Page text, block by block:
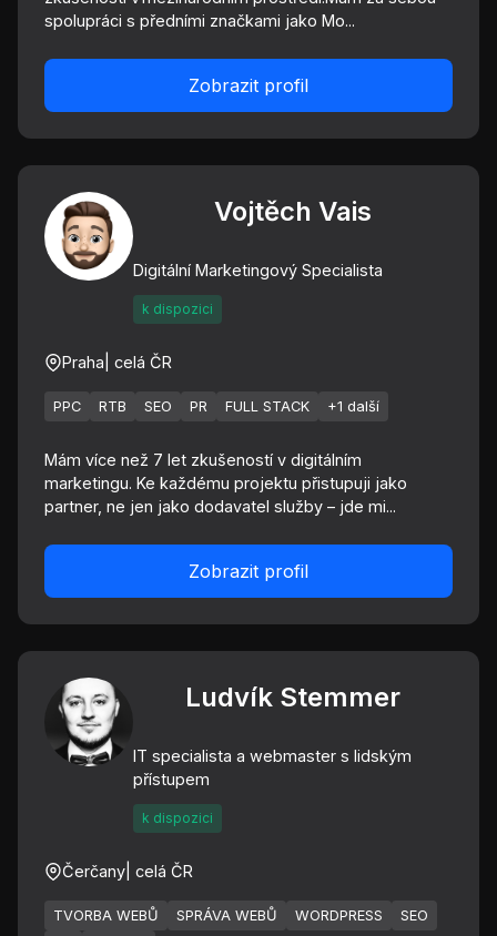
spolupráci s předními značkami jako Mo...
Zobrazit profil
Vojtěch Vais
Digitální Marketingový Specialista
k dispozici
Praha | celá ČR
PPC RTB SEO PR FULL STACK +1 další
Mám více než 7 let zkušeností v digitálním
marketingu. Ke každému projektu přistupuji jako
partner, ne jen jako dodavatel služby – jde mi...
Zobrazit profil
Ludvík Stemmer
IT specialista a webmaster s lidským
přístupem
k dispozici
Čerčany | celá ČR
TVORBA WEBŮ SPRÁVA WEBŮ WORDPRESS
SEO